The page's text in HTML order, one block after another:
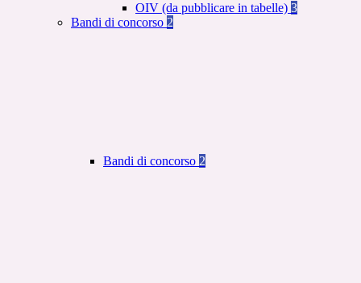
OIV (da pubblicare in tabelle) 3
Bandi di concorso 2
Bandi di concorso 2